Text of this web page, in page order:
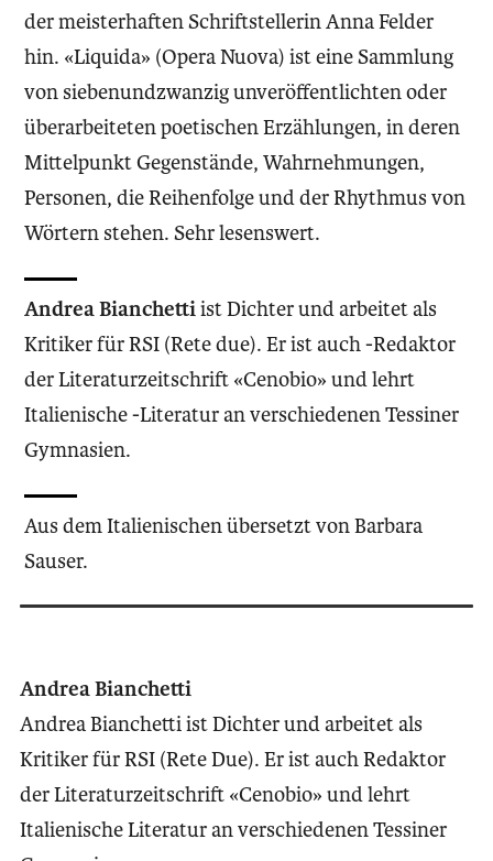
der meisterhaften Schriftstellerin Anna Felder
hin. «Liquida» (Opera Nuova) ist eine Sammlung
von siebenundzwanzig unveröffentlichten oder
überarbeiteten poetischen Erzählungen, in deren
Mittelpunkt Gegenstände, Wahrnehmungen,
Personen, die Reihenfolge und der Rhythmus von
Wörtern stehen. Sehr lesenswert.
Andrea Bianchettiist Dichter und arbeitet als
Kritiker für RSI (Rete due). Er ist auch -Redaktor
der Literaturzeitschrift «Cenobio» und lehrt
Italienische -Literatur an verschiedenen Tessiner
Gymnasien.
Aus dem Italienischen übersetzt von Barbara
Sauser.
Andrea Bianchetti
Andrea Bianchetti ist Dichter und arbeitet als
Kritiker für RSI (Rete Due). Er ist auch Redaktor
der Literaturzeitschrift «Cenobio» und lehrt
Italienische Literatur an verschiedenen Tessiner